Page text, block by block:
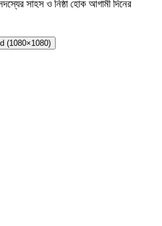
সাহস ও নিষ্ঠা হোক আগামী দিনের
(1080×1080)